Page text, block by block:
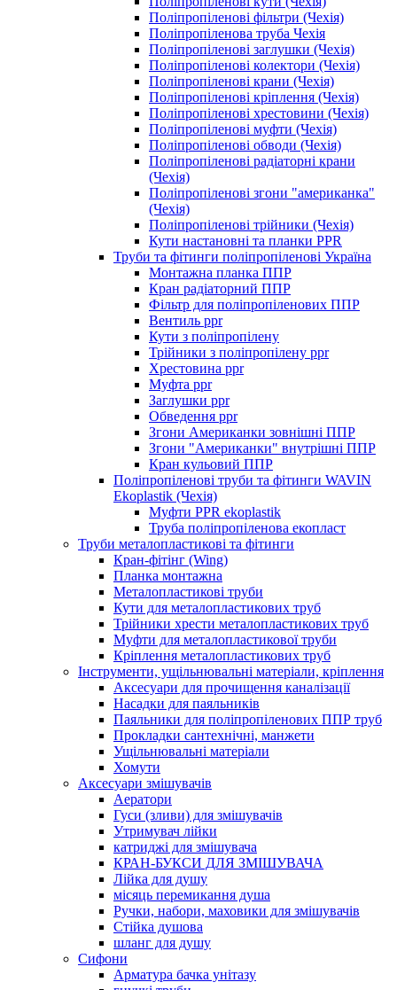
Поліпропіленові фільтри (Чехія)
Поліпропіленова труба Чехія
Поліпропіленові заглушки (Чехія)
Поліпропіленові колектори (Чехія)
Поліпропіленові крани (Чехія)
Поліпропіленові кріплення (Чехія)
Поліпропіленові хрестовини (Чехія)
Поліпропіленові муфти (Чехія)
Поліпропіленові обводи (Чехія)
Поліпропіленові радіаторні крани
(Чехія)
Поліпропіленові згони "американка"
(Чехія)
Поліпропіленові трійники (Чехія)
Кути настановні та планки PPR
Труби та фітинги поліпропіленові Україна
Монтажна планка ППР
Кран радіаторний ППР
Фільтр для поліпропіленових ППР
Вентиль ppr
Кути з поліпропілену
Трійники з поліпропілену ppr
Хрестовина ppr
Муфта ppr
Заглушки ppr
Обведення ppr
Згони Американки зовнішні ППР
Згони "Американки" внутрішні ППР
Кран кульовий ППР
Поліпропіленові труби та фітинги WAVIN
Ekoplastik (Чехія)
Муфти PPR ekoplastik
Труба поліпропіленова екопласт
Труби металопластикові та фітинги
Кран-фітінг (Wing)
Планка монтажна
Металопластикові труби
Кути для металопластикових труб
Трійники хрести металопластикових труб
Муфти для металопластикової труби
Кріплення металопластикових труб
Інструменти, ущільнювальні матеріали, кріплення
Аксесуари для прочищення каналізації
Насадки для паяльників
Паяльники для поліпропіленових ППР труб
Прокладки сантехнічні, манжети
Ущільнювальні матеріали
Хомути
Аксесуари змішувачів
Аератори
Гуси (зливи) для змішувачів
Утримувач лійки
катриджі для змішувача
КРАН-БУКСИ ДЛЯ ЗМІШУВАЧА
Лійка для душу
місяць перемикання душа
Ручки, набори, маховики для змішувачів
Стійка душова
шланг для душу
Сифони
Арматура бачка унітазу